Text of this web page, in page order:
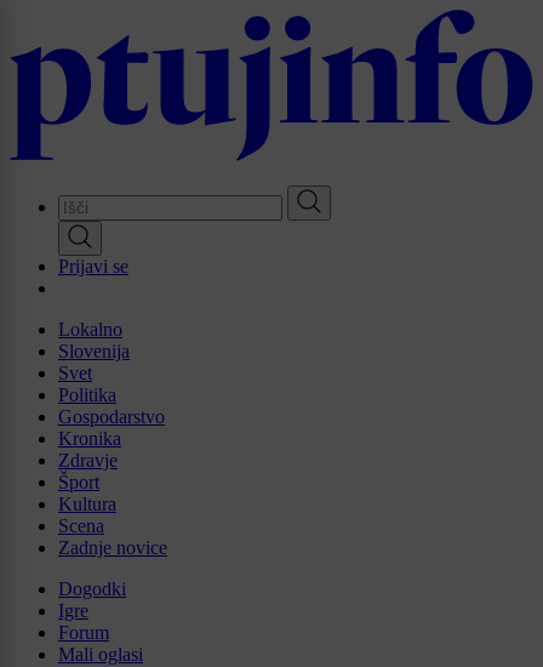
main
Prijavi se
Lokalno
Slovenija
Svet
Politika
Gospodarstvo
Kronika
Zdravje
Šport
Kultura
Scena
Zadnje novice
Dogodki
Igre
Forum
Mali oglasi